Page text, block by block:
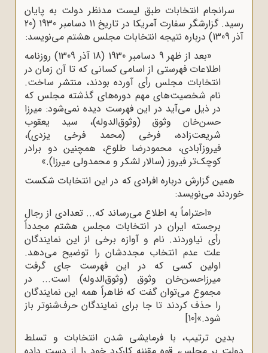
سرانجام انتخابات طبق لیست مدنظر دولت به پایان
رسید. گزارشگر سفارت آمریکا در تاریخ 11 دسامبر 1930 (20
آذر 1309) درباره نتیجه انتخابات مجلس هشتم می‌نویسد:
«بعد از ظهر 9 دسامبر 1930 (18 آذر 1309) روزنامه
اطلاعات فهرستی از اسامی کسانی که تا آن زمان در
انتخابات مجلس رأی آورده بودند، منتشر ساخت.
نام شخصیت‌های مهم دوره‌های گذشته مجلس که
در ذیل می‌آید در این فهرست دیده نمی‌شود: میرزا
حسن‌خان وثوق (وثوق‌الدوله)، سید یعقوب
شریعت‌زاده، فرخی (محمد فرخی یزدی)،
فیروزآبادی، محمودرضا طلوع، همچنین دو برادر
کوچک‌تر فیروز (سالار لشکر و محمدولی میرزا).»
همین گزارش درباره افرادی که در این انتخابات شکست
خوردند می‌نویسد:
«احتراماً به اطلاع می‌رساند که... تعدادی از رجال
برجسته‌ ایران در انتخابات مجلس هشتم مجدداً
رأی نیاوردند. نام و آوازه برخی از این نمایندگان
علت عدم انتخاب مجددشان را توضیح می‌دهد.
اولین کسی که در این فهرست جای گرفت
میرزاحسن‌خان وثوق (وثوق‌الدوله) است... در
مجموع می‌توان گفت که ظاهراً همه این نمایندگان
را حذف کردند تا جا برای نمایندگان حرف‌شنوتر باز
شود.»[10]
بدین ترتیب، با فرمایشی شدن انتخابات و تسلط